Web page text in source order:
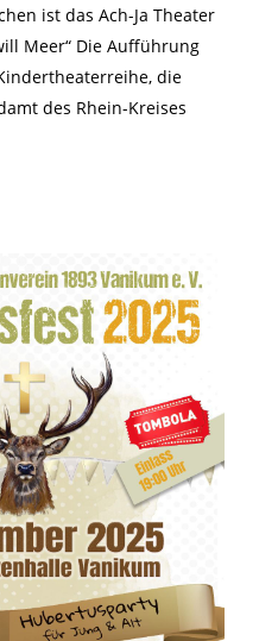
ist das Ach-Ja Theater
Meer“ Die Aufführung
die
des Rhein-Kreises